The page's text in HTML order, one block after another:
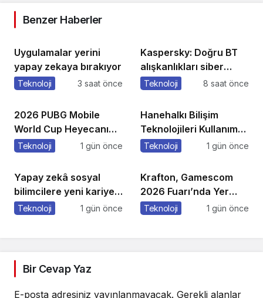
Benzer Haberler
Uygulamalar yerini
yapay zekaya bırakıyor
Teknoloji 3 saat önce
Kaspersky: Doğru BT
alışkanlıkları siber
dayanıklılığı
Teknoloji 8 saat önce
2026 PUBG Mobile
World Cup Heyecanı
Paris’te Başlıyor
Teknoloji 1 gün önce
Hanehalkı Bilişim
Teknolojileri Kullanım
Araştırması, 2026
Teknoloji 1 gün önce
Yapay zekâ sosyal
bilimcilere yeni kariyer
kapıları açıyor!
Teknoloji 1 gün önce
Krafton, Gamescom
2026 Fuarı’nda Yer
Alacak Oyunlarına Dair
Teknoloji 1 gün önce
Bir Cevap Yaz
E-posta adresiniz yayınlanmayacak. Gerekli alanlar